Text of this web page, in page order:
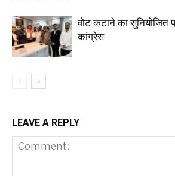
वोट कटाने का सुनियोजित
कांग्रेस
LEAVE A REPLY